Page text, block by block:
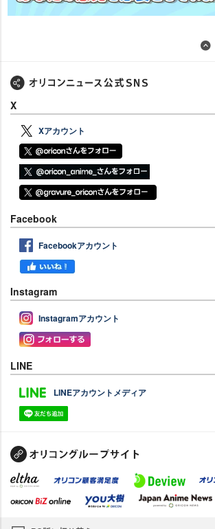
X
Xアカウント
Facebook
Facebookアカウント
Instagram
Instagramアカウント
LINE
LINEアカウントメディア